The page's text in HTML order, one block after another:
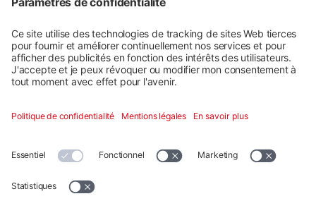
Systèmes de montage
Services numériques
Contact
Additional